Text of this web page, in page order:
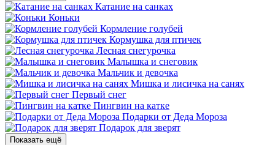
Катание на санках
Коньки
Кормление голубей
Кормушка для птичек
Лесная снегурочка
Малышка и снеговик
Мальчик и девочка
Мишка и лисичка на санях
Первый снег
Пингвин на катке
Подарки от Деда Мороза
Подарок для зверят
Показать ещё